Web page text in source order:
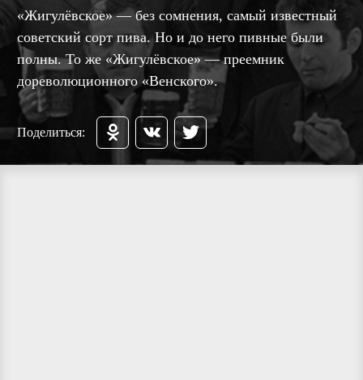
«Жигулёвское» — без сомнения, самый известный
советский сорт пива. Но и до него пивные были
полны. То же «Жигулёвское» — преемник
дореволюционного «Венского».
Поделиться: